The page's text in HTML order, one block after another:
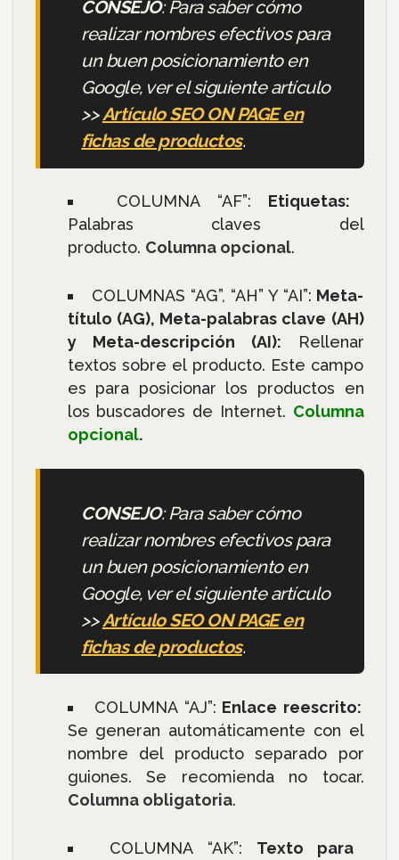
CONSEJO: Para saber cómo
realizar nombres efectivos para
un buen posicionamiento en
Google, ver el siguiente artículo
>>Artículo SEO ON PAGE en
fichas de productos.
COLUMNA “AF”: Etiquetas:
Palabras claves del
producto. Columna opcional.
COLUMNAS “AG”, “AH” Y “AI”: Meta-
título (AG), Meta-palabras clave (AH)
y Meta-descripción (AI):
Rellenar
textos sobre el producto. Este campo
es para posicionar los productos en
los buscadores de Internet. Columna
opcional.
CONSEJO: Para saber cómo
realizar nombres efectivos para
un buen posicionamiento en
Google, ver el siguiente artículo
>>Artículo SEO ON PAGE en
fichas de productos.
COLUMNA “AJ”: Enlace reescrito:
Se generan automáticamente con el
nombre del producto separado por
guiones. Se recomienda no tocar.
Columna obligatoria.
COLUMNA “AK”: Texto para